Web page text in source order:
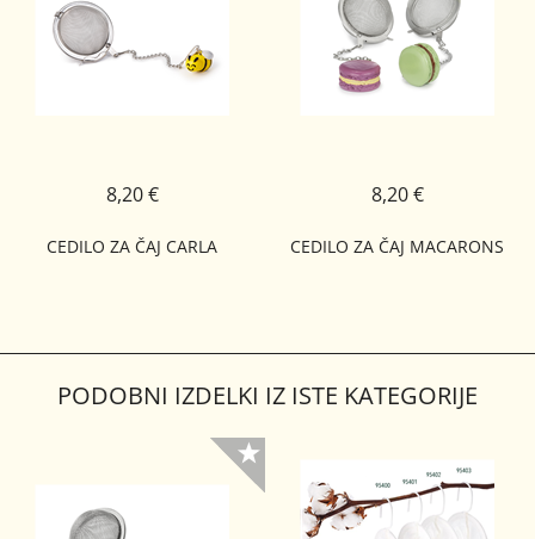
CEDILO ZA ČAJ CARLA
8,20 €
CEDILO ZA ČAJ MACARONS
8,20 €
PODOBNI IZDELKI IZ ISTE KATEGORIJE